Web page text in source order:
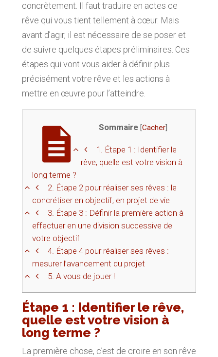
concrètement. Il faut traduire en actes ce
rêve qui vous tient tellement à cœur. Mais
avant d’agir, il est nécessaire de se poser et
de suivre quelques étapes préliminaires. Ces
étapes qui vont vous aider à définir plus
précisément votre rêve et les actions à
mettre en œuvre pour l’atteindre.
Sommaire [Cacher]
1. Étape 1 : Identifier le
rêve, quelle est votre vision à
long terme ?
2. Étape 2 pour réaliser ses rêves : le
concrétiser en objectif, en projet de vie
3. Étape 3 : Définir la première action à
effectuer en une division successive de
votre objectif
4. Étape 4 pour réaliser ses rêves :
mesurer l’avancement du projet
5. A vous de jouer !
Étape 1 : Identifier le rêve,
quelle est votre vision à
long terme ?
La première chose, c’est de croire en son rêve